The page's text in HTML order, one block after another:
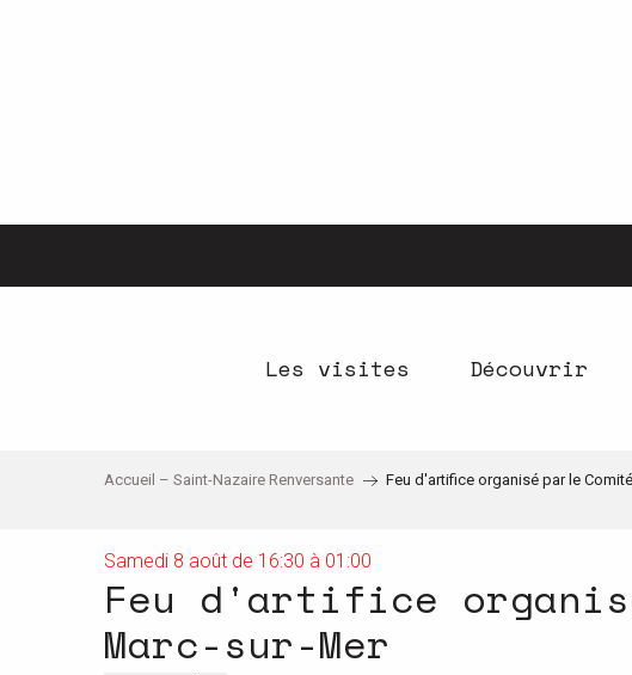
Les visites Découvrir
Accueil – Saint-Nazaire Renversante Feu d'artifice organisé par le
Samedi 8 août de 16:30 à 01:00
Feu d'artifice
Marc-sur-Mer